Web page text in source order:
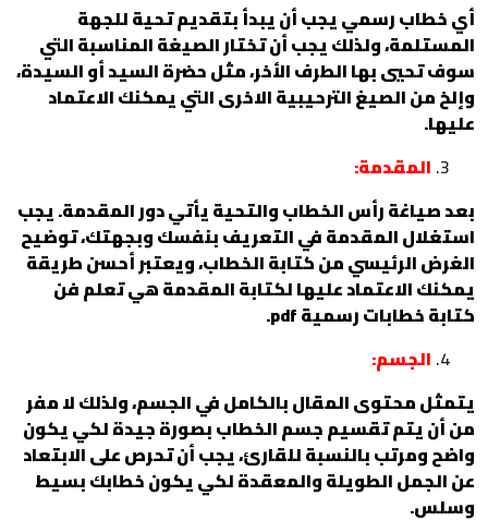
أي خطاب رسمي يجب أن يبدأ بتقديم تحية للجهة
المستلمة، ولذلك يجب أن تختار الصيغة المناسبة التي
سوف تحيي بها الطرف الأخر، مثل حضرة السيد أو السيدة،
وإلخ من الصيغ الترحيبية الاخرى التي يمكنك الاعتماد
عليها.
المقدمة:
بعد صياغة رأس الخطاب والتحية يأتي دور المقدمة. يجب
استغلال المقدمة في التعريف بنفسك وبجهتك، توضيح
الغرض الرئيسي من كتابة الخطاب، ويعتبر أحسن طريقة
يمكنك الاعتماد عليها لكتابة المقدمة هي تعلم فن
كتابة خطابات رسمية pdf.
الجسم:
يتمثل محتوى المقال بالكامل في الجسم، ولذلك لا مفر
من أن يتم تقسيم جسم الخطاب بصورة جيدة لكي يكون
واضح ومرتب بالنسبة للقارئ، يجب أن تحرص على الابتعاد
عن الجمل الطويلة والمعقدة لكي يكون خطابك بسيط
وسلس.